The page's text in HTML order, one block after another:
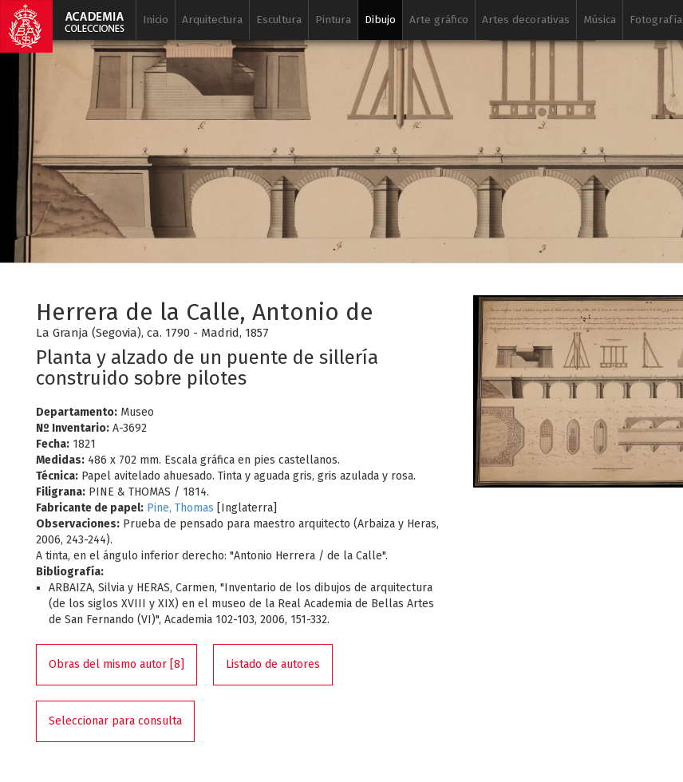
Inicio Arquitectura Escultura Pintura Dibujo Arte gráfico Artes decorativas Música Fotografía
Herrera de la Calle, Antonio de
La Granja (Segovia), ca. 1790 - Madrid, 1857
Planta y alzado de un puente de sillería
construido sobre pilotes
Departamento: Museo
Nº Inventario: A-3692
Fecha: 1821
Medidas: 486 x 702 mm. Escala gráfica en pies castellanos.
Técnica: Papel avitelado ahuesado. Tinta y aguada gris, gris azulada y rosa.
Filigrana: PINE & THOMAS / 1814.
Fabricante de papel: Pine, Thomas [Inglaterra]
Observaciones: Prueba de pensado para maestro arquitecto (Arbaiza y Heras,
2006, 243-244).
A tinta, en el ángulo inferior derecho: "Antonio Herrera / de la Calle".
Bibliografía:
ARBAIZA, Silvia y HERAS, Carmen, "Inventario de los dibujos de arquitectura
(de los siglos XVIII y XIX) en el museo de la Real Academia de Bellas Artes
de San Fernando (VI)", Academia 102-103, 2006, 151-332.
Obras del mismo autor [8] Listado de autores
Seleccionar para consulta